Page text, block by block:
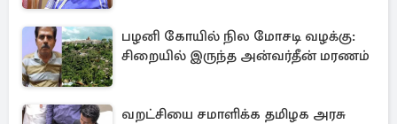
பழனி கோயில் நில மோசடி வழக்கு:
சிறையில் இருந்த அன்வர்தீன் மரணம்
வறட்சியை சமாளிக்க தமிழக அரசு